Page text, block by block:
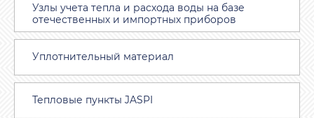
Узлы учета тепла и расхода воды на базе
отечественных и импортных приборов
Уплотнительный материал
Тепловые пункты JASPI